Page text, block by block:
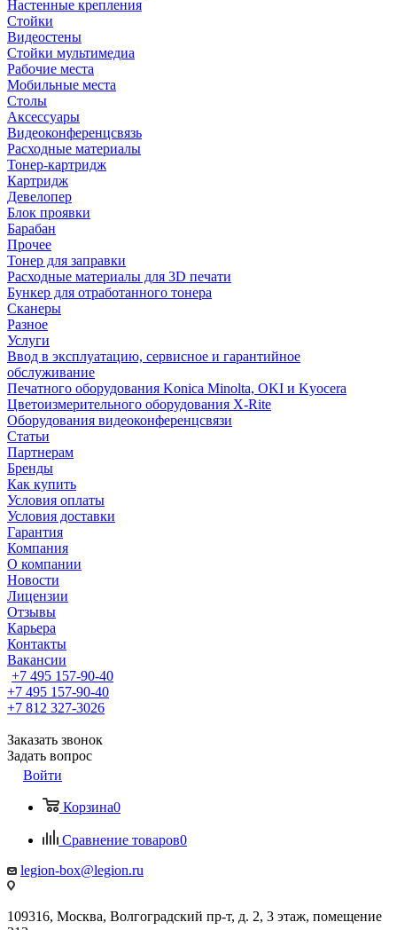
Настенные крепления
Стойки
Видеостены
Стойки мультимедиа
Рабочие места
Мобильные места
Столы
Аксессуары
Видеоконференцсвязь
Расходные материалы
Тонер-картридж
Картридж
Девелопер
Блок проявки
Барабан
Прочее
Тонер для заправки
Расходные материалы для 3D печати
Бункер для отработанного тонера
Сканеры
Разное
Услуги
Ввод в эксплуатацию, сервисное и гарантийное
обслуживание
Печатного оборудования Konica Minolta, OKI и Kyocera
Цветоизмерительного оборудования X-Rite
Оборудования видеоконференцсвязи
Статьи
Партнерам
Бренды
Как купить
Условия оплаты
Условия доставки
Гарантия
Компания
О компании
Новости
Лицензии
Отзывы
Карьера
Контакты
Вакансии
+7 495 157-90-40
+7 495 157-90-40
+7 812 327-3026
Заказать звонок
Задать вопрос
Войти
Корзина0
Сравнение товаров0
legion-box@legion.ru
109316, Москва, Волгоградский пр-т, д. 2, 3 этаж, помещение